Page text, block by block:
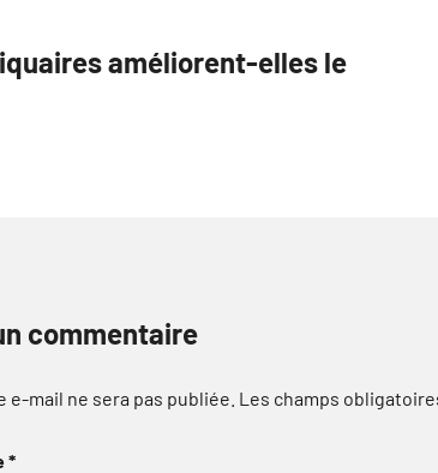
améliorent-elles le
commentaire
e-mail ne sera pas publiée. Les champs
*